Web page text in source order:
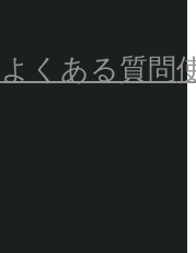
よくある質問